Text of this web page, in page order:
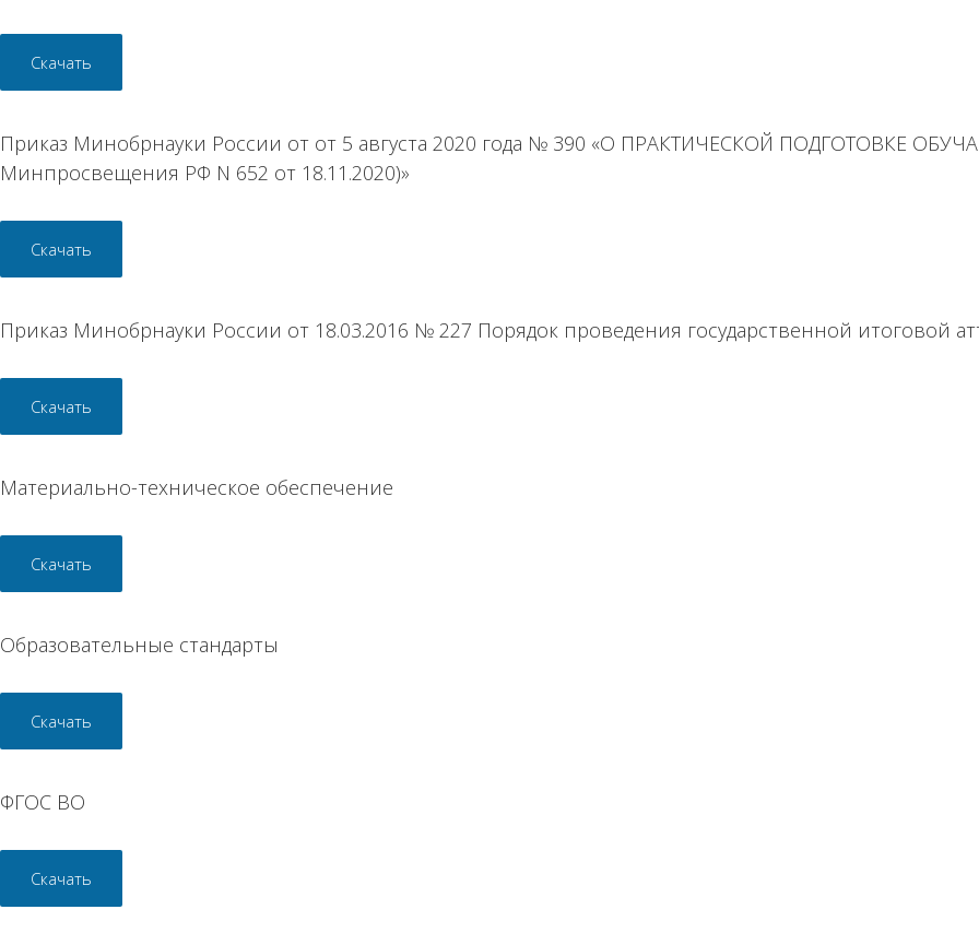
Скачать
Приказ Минобрнауки России от от 5 августа 2020 года № 390 «О ПРАКТИЧЕСКОЙ ПОДГОТОВКЕ
Минпросвещения РФ N 652 от 18.11.2020)»
Скачать
Приказ Минобрнауки России от 18.03.2016 № 227 Порядок проведения государственной итоговой
Скачать
Материально-техническое обеспечение
Скачать
Образовательные стандарты
Скачать
ФГОС ВО
Скачать